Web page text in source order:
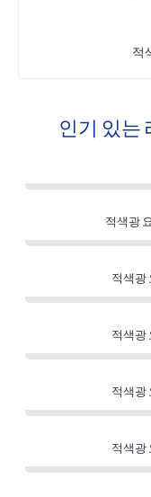
적
인기 있는
적색광
적색광
적색광
적색광
적색광